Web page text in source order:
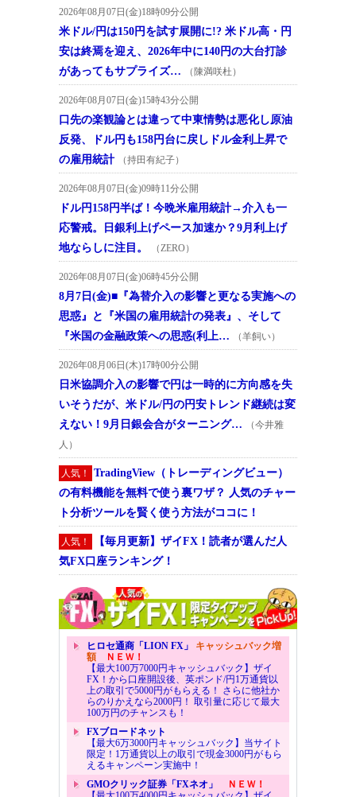
2026年08月07日(金)18時09分公開
米ドル/円は150円を試す展開に!? 米ドル高・円
安は終焉を迎え、2026年中に140円の大台打診
があってもサプライズ…
（陳満咲杜）
2026年08月07日(金)15時43分公開
口先の楽観論とは違って中東情勢は悪化し原油
反発、ドル円も158円台に戻しドル金利上昇で
の雇用統計
（持田有紀子）
2026年08月07日(金)09時11分公開
ドル円158円半ば！今晩米雇用統計→介入も一
応警戒。日銀利上げペース加速か？9月利上げ
地ならしに注目。
（ZERO）
2026年08月07日(金)06時45分公開
8月7日(金)■『為替介入の影響と更なる実施への
思惑』と『米国の雇用統計の発表』、そして
『米国の金融政策への思惑(利上…
（羊飼い）
2026年08月06日(木)17時00分公開
日米協調介入の影響で円は一時的に方向感を失
いそうだが、米ドル/円の円安トレンド継続は変
えない！9月日銀会合がターニング…
（今井雅
人）
人気！
TradingView（トレーディングビュー）
の有料機能を無料で使う裏ワザ？ 人気のチャー
ト分析ツールを賢く使う方法がココに！
人気！
【毎月更新】ザイFX！読者が選んだ人
気FX口座ランキング！
ヒロセ通商「LION FX」 キャッシュバック増
額ＮＥＷ！
【最大100万7000円キャッシュバック】ザイ
FX！から口座開設後、英ポンド/円1万通貨以
上の取引で5000円がもらえる！ さらに他社か
らのりかえなら2000円！ 取引量に応じて最大
100万円のチャンスも！
FXブロードネット
【最大6万3000円キャッシュバック】当サイト
限定！1万通貨以上の取引で現金3000円がもら
えるキャンペーン実施中！
GMOクリック証券「FXネオ」
ＮＥＷ！